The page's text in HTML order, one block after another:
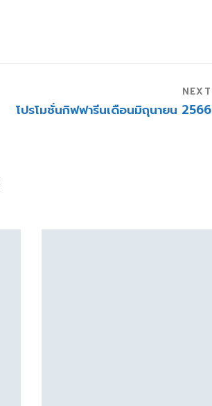
NEXT
โปรโมชั่นกิฟฟารีนเดือนมิถุนายน 2566